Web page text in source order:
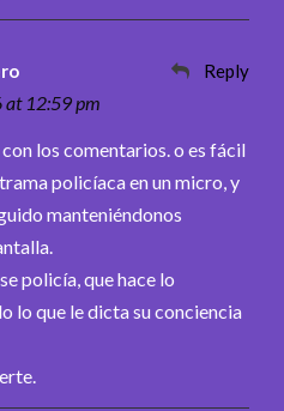
12:59 pm
Reply
los comentarios. o es fácil
policíaca en un micro, y
manteniéndonos
policía, que hace lo
lo que le dicta su conciencia